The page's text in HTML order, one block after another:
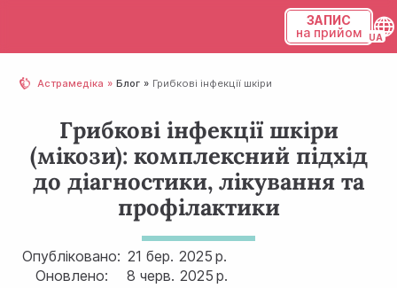
ЗАПИС
на прийом
Астрамедіка Блог Грибкові інфекції шкіри
Грибкові інфекції шкіри
(мікози): комплексний підхід
до діагностики, лікування та
профілактики
Опубліковано: 21 бер. 2025 р.
Оновлено:
8 черв. 2025 р.